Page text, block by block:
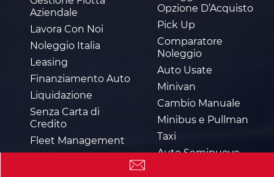
Aziendale
Lavora Con Noi
Noleggio Italia
Leasing
Finanziamento Auto
Liquidazione
Senza Carta di
Credito
Fleet Management
Opzione D’Acquisto
Pick Up
Comparatore
Noleggio
Auto Usate
Minivan
Cambio Manuale
Minibus e Pullman
Taxi
Auto Seminuove